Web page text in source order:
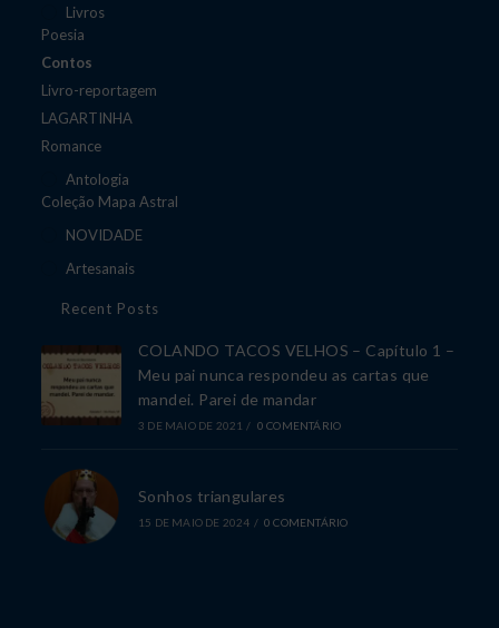
Livros
Poesia
Contos
Livro-reportagem
LAGARTINHA
Romance
Antologia
Coleção Mapa Astral
NOVIDADE
Artesanais
Recent Posts
COLANDO TACOS VELHOS – Capítulo 1 –
Meu pai nunca respondeu as cartas que
mandei. Parei de mandar
3 DE MAIO DE 2021 / 0 COMENTÁRIO
Sonhos triangulares
15 DE MAIO DE 2024 / 0 COMENTÁRIO